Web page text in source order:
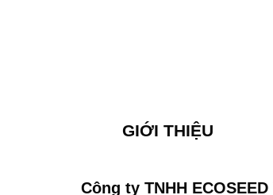
GIỚI THIỆU
Công ty TNHH